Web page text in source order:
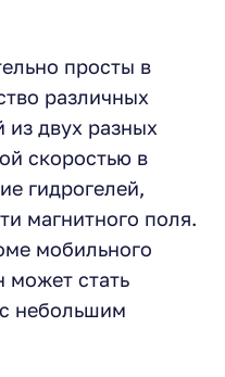
просты в
различных
двух разных
скоростью в
гидрогелей,
магнитного поля.
мобильного
может стать
небольшим